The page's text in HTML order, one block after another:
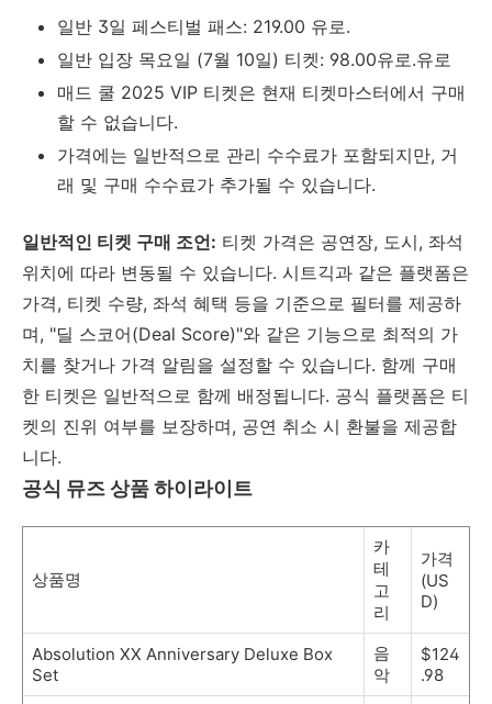
일반 3일 페스티벌 패스: 219.00 유로.
일반 입장 목요일 (7월 10일) 티켓: 98.00유로.유로
매드 쿨 2025 VIP 티켓은 현재 티켓마스터에서 구매
할 수 없습니다.
가격에는 일반적으로 관리 수수료가 포함되지만, 거
래 및 구매 수수료가 추가될 수 있습니다.
일반적인 티켓 구매 조언: 티켓 가격은 공연장, 도시, 좌석
위치에 따라 변동될 수 있습니다. 시트긱과 같은 플랫폼은
가격, 티켓 수량, 좌석 혜택 등을 기준으로 필터를 제공하
며, "딜 스코어(Deal Score)"와 같은 기능으로 최적의 가
치를 찾거나 가격 알림을 설정할 수 있습니다. 함께 구매
한 티켓은 일반적으로 함께 배정됩니다. 공식 플랫폼은 티
켓의 진위 여부를 보장하며, 공연 취소 시 환불을 제공합
니다.
공식 뮤즈 상품 하이라이트
상품명
카
테
고
리
가격
(US
D)
Absolution XX Anniversary Deluxe Box
Set
음
악
$124
.98